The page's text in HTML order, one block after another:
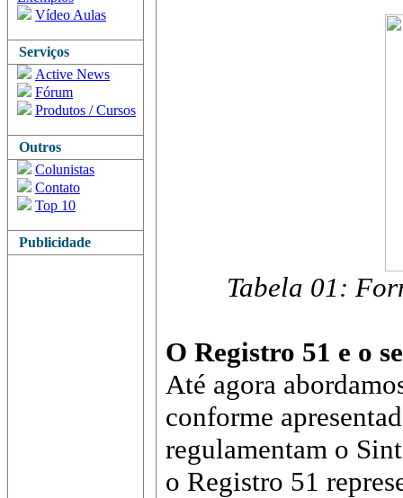
Vídeo Aulas
Serviços
Active News
Fórum
Produtos / Cursos
Outros
Colunistas
Contato
Top 10
Publicidade
Tabela 01:
O Registro 51 e o
Até agora
conforme
regulamentam o
o Registro 51